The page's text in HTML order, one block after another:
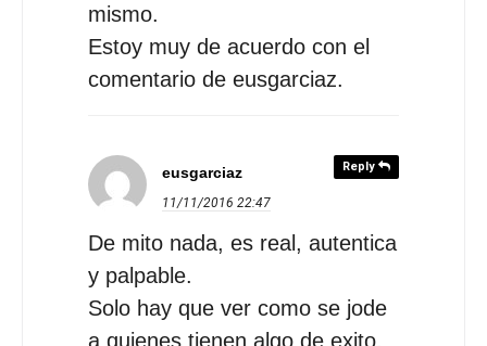
mismo.
Estoy muy de acuerdo con el
comentario de eusgarciaz.
Reply
eusgarciaz
11/11/2016 22:47
De mito nada, es real, autentica
y palpable.
Solo hay que ver como se jode
a quienes tienen algo de exito,